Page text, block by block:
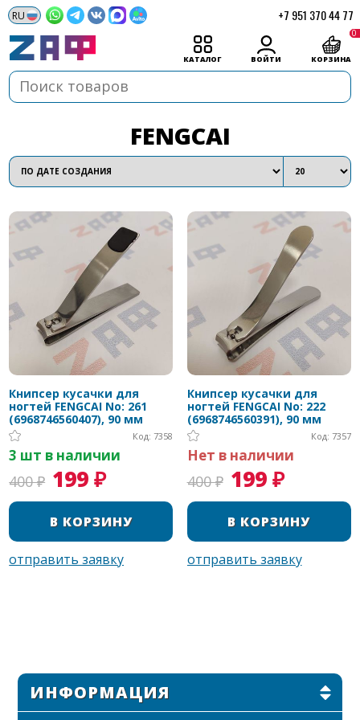
+7 951 370 44 77
КАТАЛОГ ВОЙТИ КОРЗИНА
0
FENGCAI
Книпсер кусачки для
ногтей FENGCAI No: 261
(6968746560407), 90 мм
Код: 7358
3 шт в наличии
400 ₽ 199 ₽
Книпсер кусачки для
ногтей FENGCAI No: 222
(6968746560391), 90 мм
Код: 7357
Нет в наличии
400 ₽ 199 ₽
ИНФОРМАЦИЯ